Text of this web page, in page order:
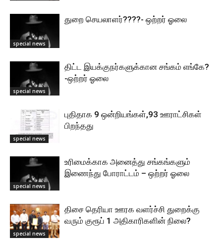
special news
துறை செயலாளர்????- ஒற்றர் ஓலை
special news
திட்ட இயக்குநர்களுக்கான சங்கம் எங்கே?
-ஒற்றர் ஓலை
special news
புதிதாக 9 ஒன்றியங்கள்,93 ஊராட்சிகள்
பிறந்தது
special news
உரிமைக்காக அனைத்து சங்கங்களும்
இணைந்து போராட்டம் – ஒற்றர் ஓலை
special news
திசை தெரியா ஊரக வளர்ச்சி துறைக்கு
வரும் குரூப் 1 அதிகாரிகளின் நிலை?